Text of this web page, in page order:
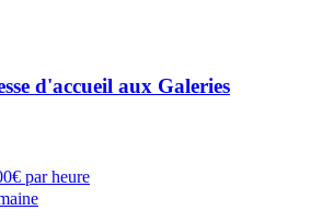
d'accueil aux Galeries
par heure